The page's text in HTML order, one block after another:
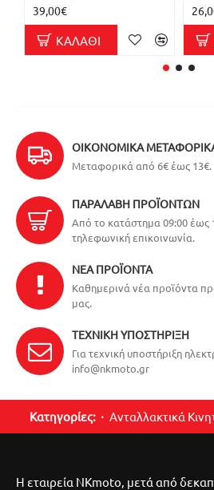
39,00€
ΚΑΛΆΘΙ
ΟΙΚΟΝΟΜΙΚΆ
Μεταφορικά από 6€ έως 13€.
ΠΑΡΑΛΑΒΉ ΠΡΟΪΌΝΤΩΝ
Από το κατάστημα 09:00 έως
τηλεφωνική επικοινωνία.
ΝΈΑ ΠΡΟΪΌΝΤΑ
Καθημερινά νέα προϊόντα
μας.
ΤΕΧΝΙΚΉ ΥΠΟΣΤΉΡΙΞΗ
Για τεχνική υποστήριξη
info@nkmoto.gr
Κατηγορίες: Ανταλλακτικά
Η εταιρεία NKmoto, μετά από